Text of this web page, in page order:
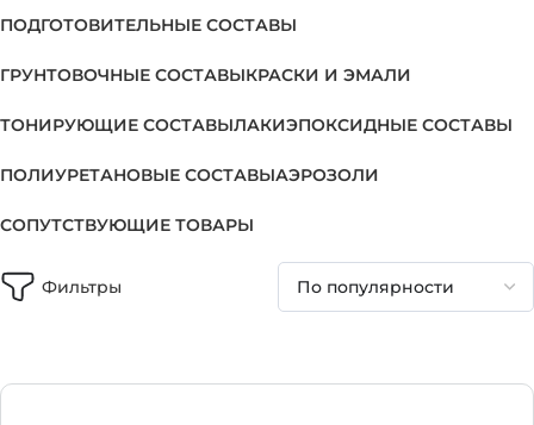
ПОДГОТОВИТЕЛЬНЫЕ СОСТАВЫ
ГРУНТОВОЧНЫЕ СОСТАВЫКРАСКИ И ЭМАЛИ
ТОНИРУЮЩИЕ СОСТАВЫЛАКИЭПОКСИДНЫЕ СОСТАВЫ
ПОЛИУРЕТАНОВЫЕ СОСТАВЫАЭРОЗОЛИ
СОПУТСТВУЮЩИЕ ТОВАРЫ
Фильтры